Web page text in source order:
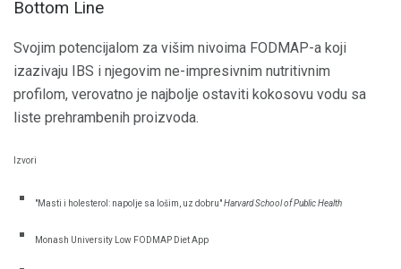
Bottom Line
Svojim potencijalom za višim nivoima FODMAP-a koji
izazivaju IBS i njegovim ne-impresivnim nutritivnim
profilom, verovatno je najbolje ostaviti kokosovu vodu sa
liste prehrambenih proizvoda.
Izvori
"Masti i holesterol: napolje sa lošim, uz dobru"Harvard School of Public Health
Monash University Low FODMAP Diet App